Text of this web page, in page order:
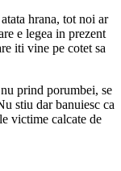
hrana, tot noi ar
e legea in prezent
iti vine pe cotet sa
prind porumbei, se
stiu dar banuiesc ca
victime calcate de